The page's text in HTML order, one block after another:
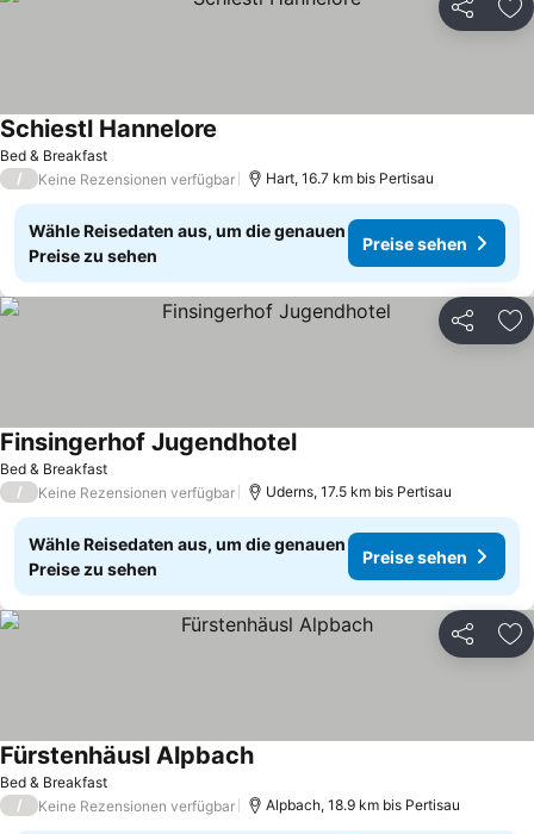
Teilen
Bed & Breakfast
Schiestl Hannelore
/ Keine Rezensionen verfügbar Hart, 16.7 km bis Pertisau
Wähle Reisedaten aus, um die genauen
Preise zu sehen
Preise sehen
Teilen
Bed & Breakfast
Finsingerhof Jugendhotel
/ Keine Rezensionen verfügbar Uderns, 17.5 km bis Pertisau
Wähle Reisedaten aus, um die genauen
Preise zu sehen
Preise sehen
Teilen
Bed & Breakfast
Fürstenhäusl Alpbach
/ Keine Rezensionen verfügbar Alpbach, 18.9 km bis Pertisau